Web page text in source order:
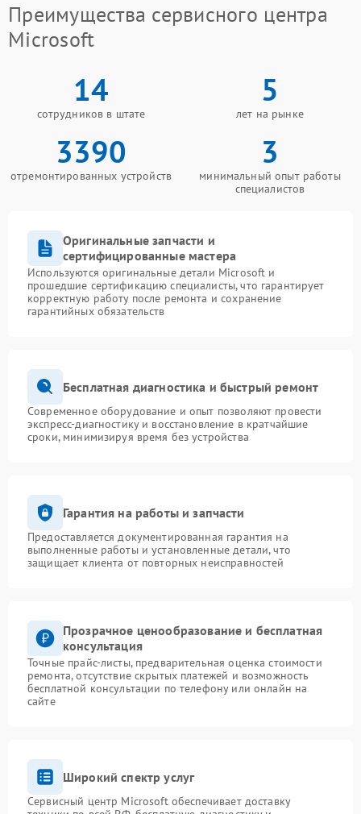
Преимущества сервисного центра
Microsoft
14
сотрудников в штате
5
лет на рынке
3390
отремонтированных устройств
3
минимальный опыт работы
специалистов
Оригинальные запчасти и
сертифицированные мастера
Используются оригинальные детали Microsoft и
прошедшие сертификацию специалисты, что гарантирует
корректную работу после ремонта и сохранение
гарантийных обязательств
Бесплатная диагностика и быстрый ремонт
Современное оборудование и опыт позволяют провести
экспресс-диагностику и восстановление в кратчайшие
сроки, минимизируя время без устройства
Гарантия на работы и запчасти
Предоставляется документированная гарантия на
выполненные работы и установленные детали, что
защищает клиента от повторных неисправностей
Прозрачное ценообразование и бесплатная
консультация
Точные прайс-листы, предварительная оценка стоимости
ремонта, отсутствие скрытых платежей и возможность
бесплатной консультации по телефону или онлайн на
сайте
Широкий спектр услуг
Сервисный центр Microsoft обеспечивает доставку